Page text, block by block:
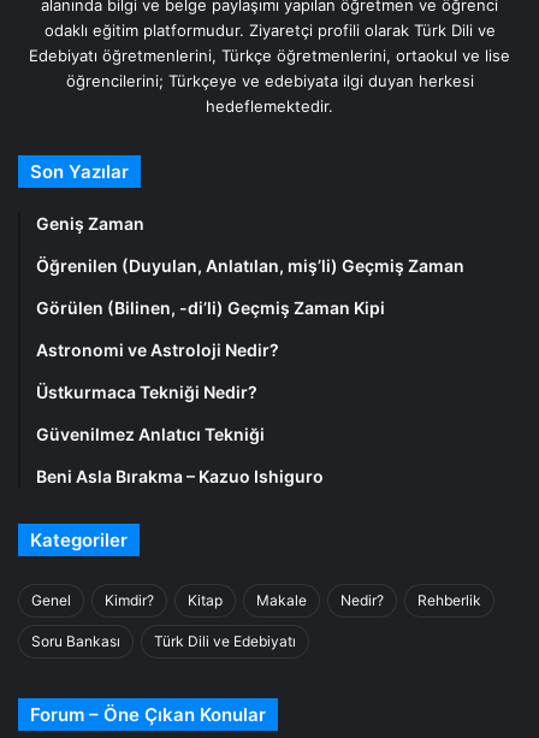
alanında bilgi ve belge paylaşımı yapılan öğretmen ve öğrenci
odaklı eğitim platformudur. Ziyaretçi profili olarak Türk Dili ve
Edebiyatı öğretmenlerini, Türkçe öğretmenlerini, ortaokul ve lise
öğrencilerini; Türkçeye ve edebiyata ilgi duyan herkesi
hedeflemektedir.
Son Yazılar
Geniş Zaman
Öğrenilen (Duyulan, Anlatılan, miş’li) Geçmiş Zaman
Görülen (Bilinen, -di’li) Geçmiş Zaman Kipi
Astronomi ve Astroloji Nedir?
Üstkurmaca Tekniği Nedir?
Güvenilmez Anlatıcı Tekniği
Beni Asla Bırakma – Kazuo Ishiguro
Kategoriler
Genel Kimdir? Kitap Makale Nedir? Rehberlik
Soru Bankası Türk Dili ve Edebiyatı
Forum – Öne Çıkan Konular